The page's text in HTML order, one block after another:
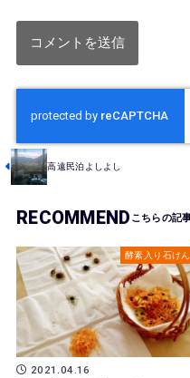
高遠民泊よしよし
RECOMMEND
酵素入り石けん
2021.04.16